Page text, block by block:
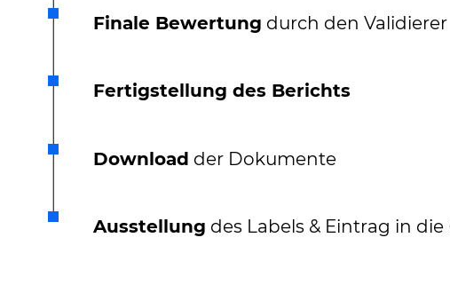
Finale Bewertung durch den Validierer
Fertigstellung des Berichts
Download der Dokumente
Ausstellung des Labels & Eintrag in die